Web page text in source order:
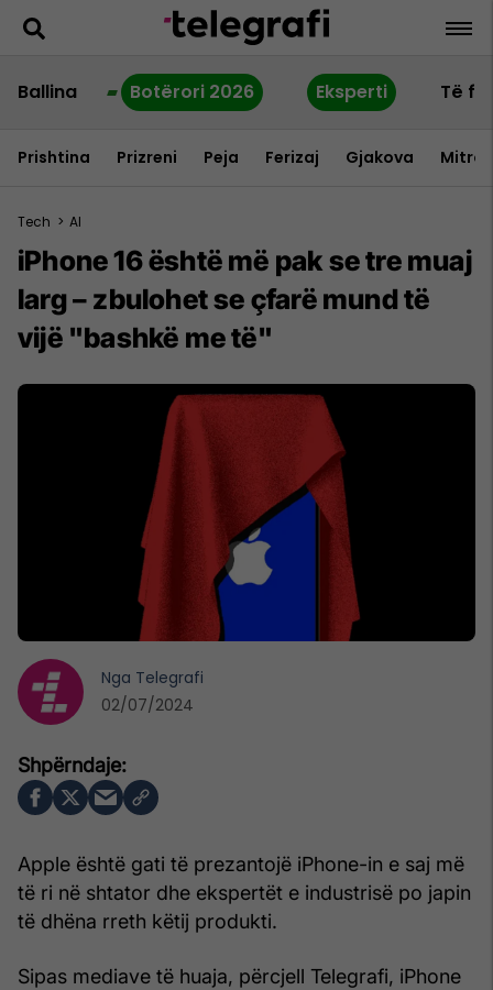
Ballina Botërori 2026 Eksperti Të
Prishtina Prizreni Peja Ferizaj Gjakova
Tech > AI
iPhone 16 është më pak se tre muaj
larg – zbulohet se çfarë mund të
vijë "bashkë me të"
Apple është gati të prezantojë iPhone-in e saj më
të ri në shtator dhe ekspertët e industrisë po japin
të dhëna rreth këtij produkti.
Sipas mediave të huaja, përcjell Telegrafi, iPhone
Nga Telegrafi
02/07/2024